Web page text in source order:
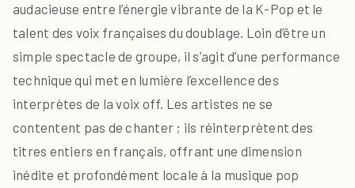
audacieuse entre l’énergie vibrante de la K-Pop et le
talent des voix françaises du doublage. Loin d’être un
simple spectacle de groupe, il s’agit d’une performance
technique qui met en lumière l’excellence des
interprètes de la voix off. Les artistes ne se
contentent pas de chanter ; ils réinterprètent des
titres entiers en français, offrant une dimension
inédite et profondément locale à la musique pop